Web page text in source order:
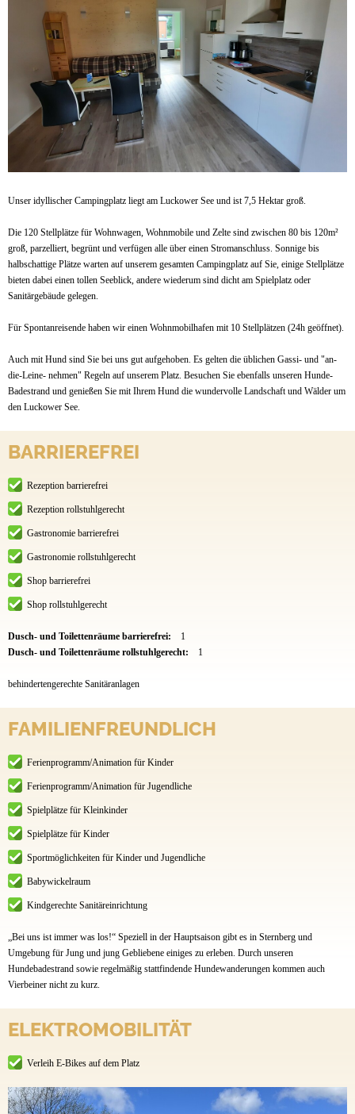
Unser idyllischer Campingplatz liegt am Luckower See und ist 7,5 Hektar groß.
Die 120 Stellplätze für Wohnwagen, Wohnmobile und Zelte sind zwischen 80 bis 120m²
groß, parzelliert, begrünt und verfügen alle über einen Stromanschluss. Sonnige bis
halbschattige Plätze warten auf unserem gesamten Campingplatz auf Sie, einige Stellplätze
bieten dabei einen tollen Seeblick, andere wiederum sind dicht am Spielplatz oder
Sanitärgebäude gelegen.
Für Spontanreisende haben wir einen Wohnmobilhafen mit 10 Stellplätzen (24h geöffnet).
Auch mit Hund sind Sie bei uns gut aufgehoben. Es gelten die üblichen Gassi- und "an-
die-Leine- nehmen" Regeln auf unserem Platz. Besuchen Sie ebenfalls unseren Hunde-
Badestrand und genießen Sie mit Ihrem Hund die wundervolle Landschaft und Wälder um
den Luckower See.
BARRIEREFREI
Rezeption barrierefrei
Rezeption rollstuhlgerecht
Gastronomie barrierefrei
Gastronomie rollstuhlgerecht
Shop barrierefrei
Shop rollstuhlgerecht
Dusch- und Toilettenräume barrierefrei:
1
Dusch- und Toilettenräume rollstuhlgerecht:
1
behindertengerechte Sanitäranlagen
FAMILIENFREUNDLICH
Ferienprogramm/Animation für Kinder
Ferienprogramm/Animation für Jugendliche
Spielplätze für Kleinkinder
Spielplätze für Kinder
Sportmöglichkeiten für Kinder und Jugendliche
Babywickelraum
Kindgerechte Sanitäreinrichtung
„Bei uns ist immer was los!“ Speziell in der Hauptsaison gibt es in Sternberg und
Umgebung für Jung und jung Gebliebene einiges zu erleben. Durch unseren
Hundebadestrand sowie regelmäßig stattfindende Hundewanderungen kommen auch
Vierbeiner nicht zu kurz.
ELEKTROMOBILITÄT
Verleih E-Bikes auf dem Platz